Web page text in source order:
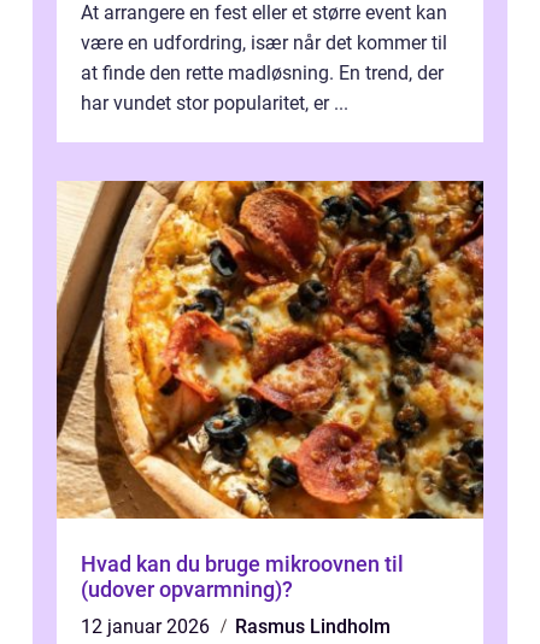
At arrangere en fest eller et større event kan
være en udfordring, især når det kommer til
at finde den rette madløsning. En trend, der
har vundet stor popularitet, er ...
Hvad kan du bruge mikroovnen til
(udover opvarmning)?
12 januar 2026
Rasmus Lindholm